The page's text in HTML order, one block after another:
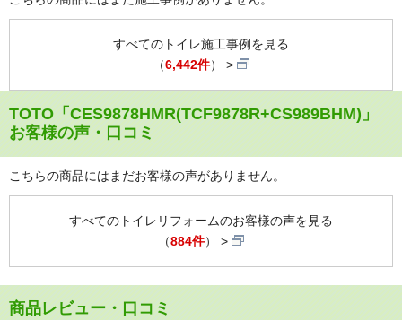
すべてのトイレ施工事例を見る
（6,442件）
TOTO「CES9878HMR(TCF9878R+CS989BHM)」
お客様の声・口コミ
こちらの商品にはまだお客様の声がありません。
すべてのトイレリフォームのお客様の声を見る
（884件）
商品レビュー・口コミ